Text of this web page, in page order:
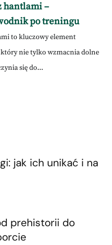
hantlami –
po treningu
to kluczowy element
nie tylko wzmacnia dolne
się do...
jak ich unikać i na
prehistorii do